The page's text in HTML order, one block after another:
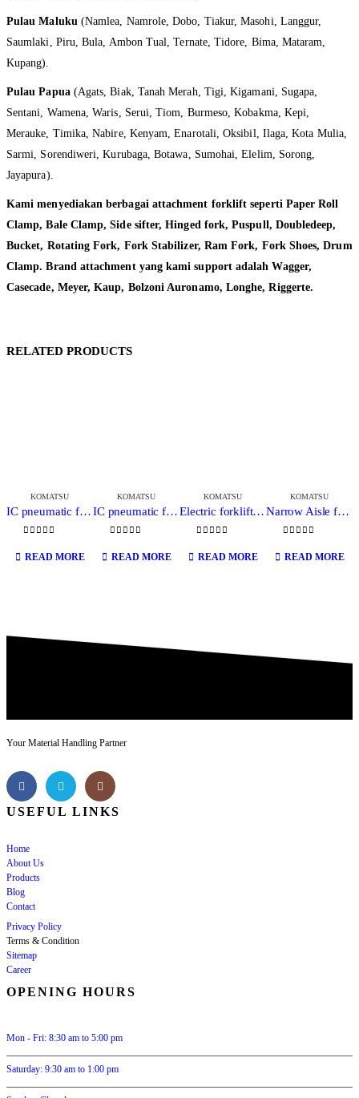
Pulau Maluku(Namlea, Namrole, Dobo, Tiakur, Masohi, Langgur,
Saumlaki, Piru, Bula, Ambon Tual, Ternate, Tidore, Bima, Mataram,
Kupang).
Pulau Papua(Agats, Biak, Tanah Merah, Tigi, Kigamani, Sugapa,
Sentani, Wamena, Waris, Serui, Tiom, Burmeso, Kobakma, Kepi,
Merauke, Timika, Nabire, Kenyam, Enarotali, Oksibil, Ilaga, Kota Mulia,
Sarmi, Sorendiweri, Kurubaga, Botawa, Sumohai, Elelim, Sorong,
Jayapura).
Kami menyediakan berbagai attachment forklift seperti Paper Roll
Clamp, Bale Clamp, Side sifter, Hinged fork, Puspull, Doubledeep,
Bucket, Rotating Fork, Fork Stabilizer, Ram Fork, Fork Shoes, Drum
Clamp. Brand attachment yang kami support adalah Wagger,
Casecade, Meyer, Kaup, Bolzoni Auronamo, Longhe, Riggerte.
RELATED PRODUCTS
KOMATSU
IC pneumatic forklift FH35/50-2 Komatsu
READ MORE
KOMATSU
IC pneumatic forklift AX50 Series Komatsu
READ MORE
KOMATSU
Electric forklift AM50 Series Komatsu
READ MORE
KOMATSU
Narrow Aisle forklift FR50 Series Komatsu
READ MORE
Your Material Handling Partner
USEFUL LINKS
Home
About Us
Products
Blog
Contact
Privacy Policy
Terms & Condition
Sitemap
Career
OPENING HOURS
Mon - Fri: 8:30 am to 5:00 pm
Saturday: 9:30 am to 1:00 pm